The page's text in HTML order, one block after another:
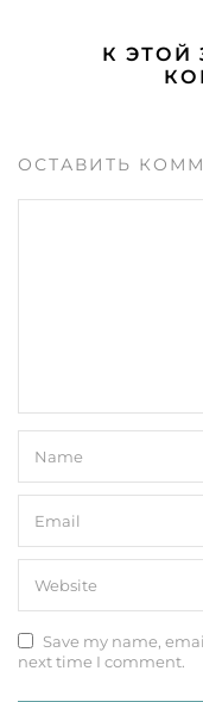
К ЭТОЙ
ОСТАВИТЬ
Save my name,
next time I comment.